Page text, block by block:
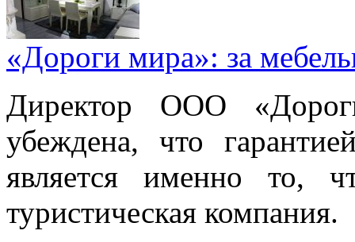
«Дороги мира»: за
Директор ООО
убеждена, что
является именно то,
туристическая компания.